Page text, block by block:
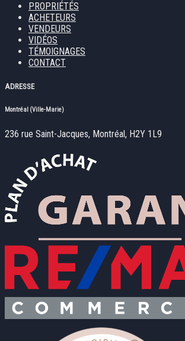
PROPRIÉTÉS
ACHETEURS
VENDEURS
VIDÉOS
TÉMOIGNAGES
CONTACT
ADRESSE
Montréal (Ville-Marie)
236 rue Saint-Jacques, Montréal, H2Y 1L9